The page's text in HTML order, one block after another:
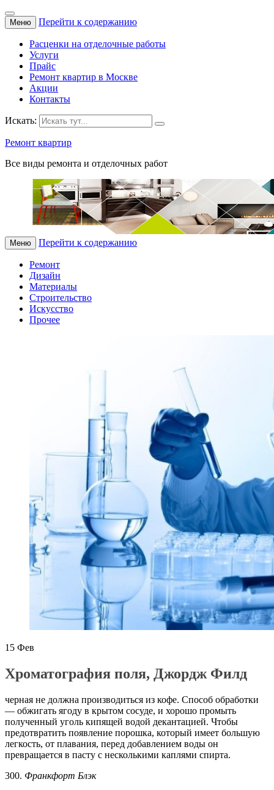
Меню Перейти к содержанию
Расценки на отделочные работы
Услуги
Прайс
Ремонт квартир в Москве
Акции
Контакты
Искать:
Ремонт квартир
Все виды ремонта и отделочных работ
Меню Перейти к содержанию
Ремонт
Дизайн
Материалы
Строительство
Искусство
Прочее
15 Фев
Хроматография поля, Джордж Филд
черная не должна производиться из кофе. Способ обработки
— обжигать ягоду в крытом сосуде, и хорошо промыть
полученный уголь кипящей водой декантацией. Чтобы
предотвратить появление порошка, который имеет большую
легкость, от плавания, перед добавлением воды он
превращается в пасту с несколькими каплями спирта.
300. Франкфорт Блэк